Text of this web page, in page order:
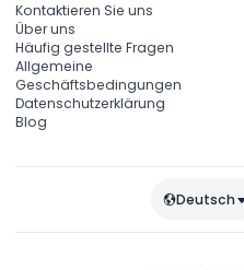
Kontaktieren Sie uns
Über uns
Häufig gestellte Fragen
Allgemeine
Geschäftsbedingungen
Datenschutzerklärung
Blog
Deutsch